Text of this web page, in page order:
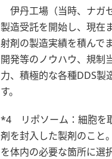
伊丹工場（当時、ナガ
製造受託を開始し、現在
射剤の製造実績を積んで
開発等のノウハウ、規制
力、積極的な各種DDS製
す。
*4 リポソーム：細胞を
剤を封入した製剤のこと
を体内の必要な箇所に選